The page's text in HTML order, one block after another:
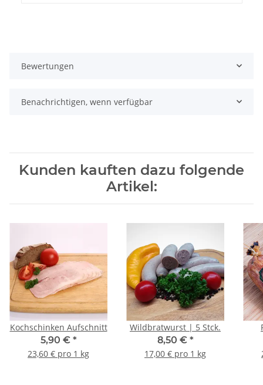
Bewertungen
Benachrichtigen, wenn verfügbar
Kunden kauften dazu folgende
Artikel:
Kochschinken Aufschnitt
5,90 € *
23,60 € pro 1 kg
Wildbratwurst | 5 Stck.
8,50 € *
17,00 € pro 1 kg